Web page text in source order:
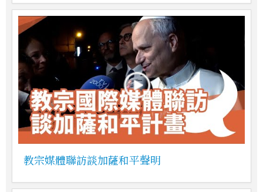
教宗媒體聯訪談加薩和平聲明